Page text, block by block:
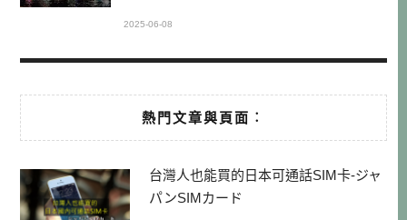
2025-06-08
熱門文章與頁面︰
台灣人也能買的日本可通話SIM卡-ジャ
パンSIMカード